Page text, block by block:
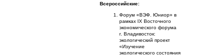
Всероссийские:
Форум «ВЭФ. Юниор» в
рамках IX Восточного
экономического форума
г. Владивосток:
экологический проект
«Изучение
экологического состояния